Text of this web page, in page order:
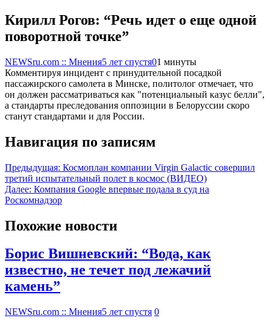
Кирилл Рогов: “Речь идет о еще одной
поворотной точке”
NEWSru.com :: Мнения5 лет спустя01 минуты
Комментируя инцидент с принудительной посадкой
пассажирского самолета в Минске, политолог отмечает, что
он должен рассматриваться как "потенциальный казус белли",
а стандарты преследования оппозиции в Белоруссии скоро
станут стандартами и для России.
Навигация по записям
Предыдущая: Космоплан компании Virgin Galactic совершил
третий испытательный полет в космос (ВИДЕО)
Далее: Компания Google впервые подала в суд на
Роскомнадзор
Похожие новости
Борис Вишневский: “Вода, как
известно, не течет под лежачий
камень”
NEWSru.com :: Мнения5 лет спустя 0